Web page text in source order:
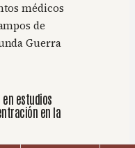
médicos
de
Guerra
estudios
en la